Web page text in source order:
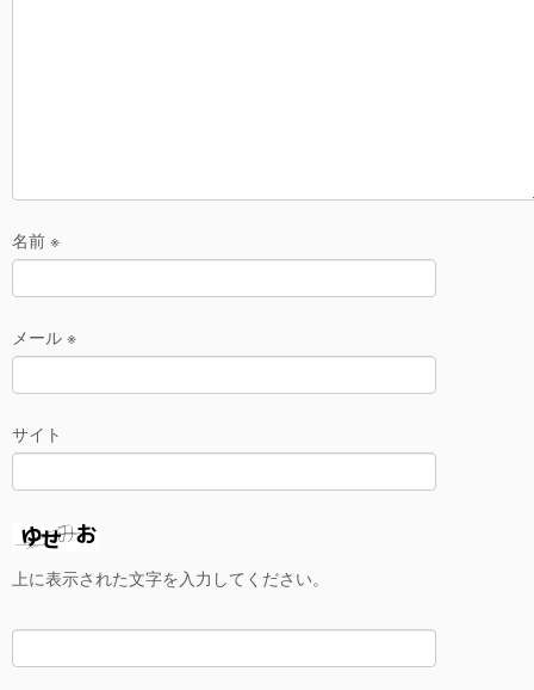
名前 ※
メール ※
サイト
上に表示された文字を入力してください。